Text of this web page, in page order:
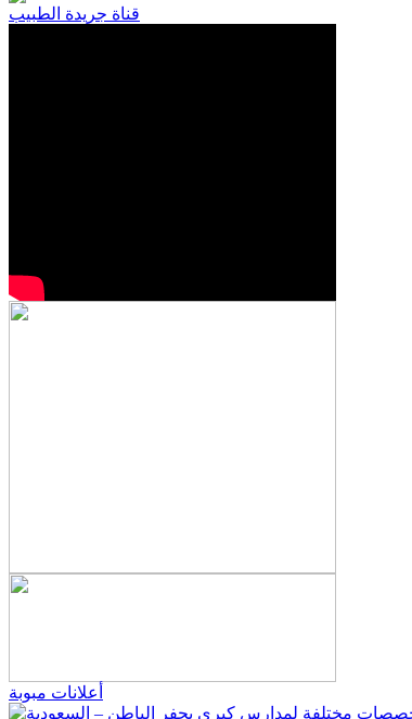
قناة جريدة الطبيب
أعلانات مبوبة